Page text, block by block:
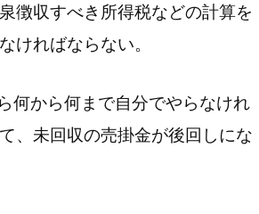
徴収すべき所得税などの計算を
ければならない。
何から何まで自分でやらなけれ
、未回収の売掛金が後回しにな